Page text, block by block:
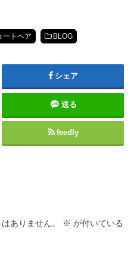
ートヘア BLOG
シェア
送る
feedly
ありません。 ※ が付いている